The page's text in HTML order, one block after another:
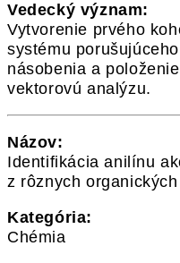
Vedecký význam:
Vytvorenie prvého
systému
násobenia a
vektorovú analýzu.
Názov:
Identifikácia anilínu
z rôznych
Kategória:
Chémia